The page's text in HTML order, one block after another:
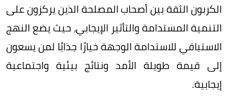
الكربون الثقة بين أصحاب المصلحة الذين يركزون على
التنمية المستدامة والتأثير الإيجابي، حيث يضع النهج
الاستباقي للاستدامة الوجهة خيارًا جذابًا لمن يسعون
إلى قيمة طويلة الأمد ونتائج بيئية واجتماعية
إيجابية.